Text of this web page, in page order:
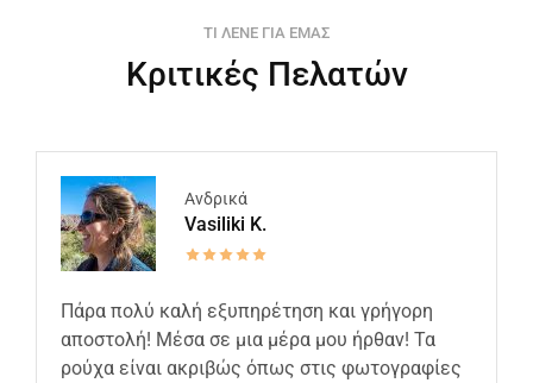
ΤΙ ΛΕΝΕ ΓΙΑ ΕΜΑΣ
Κριτικές Πελατών
Ανδρικά
Vasiliki K.
Πάρα πολύ καλή εξυπηρέτηση και γρήγορη
αποστολή! Μέσα σε μια μέρα μου ήρθαν! Τα
ρούχα είναι ακριβώς όπως στις φωτογραφίες